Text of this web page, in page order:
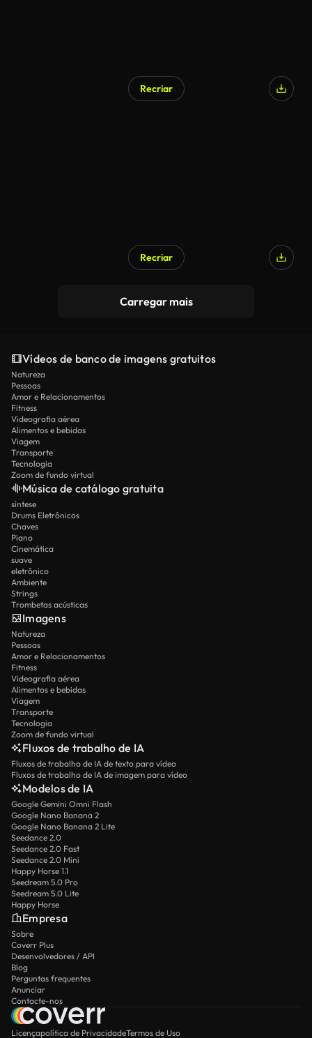
Recriar
Recriar
Carregar mais
Vídeos de banco de imagens gratuitos
Natureza
Pessoas
Amor e Relacionamentos
Fitness
Videografia aérea
Alimentos e bebidas
Viagem
Transporte
Tecnologia
Zoom de fundo virtual
Música de catálogo gratuita
síntese
Drums Eletrônicos
Chaves
Piano
Cinemática
suave
eletrônico
Ambiente
Strings
Trombetas acústicas
Imagens
Natureza
Pessoas
Amor e Relacionamentos
Fitness
Videografia aérea
Alimentos e bebidas
Viagem
Transporte
Tecnologia
Zoom de fundo virtual
Fluxos de trabalho de IA
Fluxos de trabalho de IA de texto para vídeo
Fluxos de trabalho de IA de imagem para vídeo
Modelos de IA
Google Gemini Omni Flash
Google Nano Banana 2
Google Nano Banana 2 Lite
Seedance 2.0
Seedance 2.0 Fast
Seedance 2.0 Mini
Happy Horse 1.1
Seedream 5.0 Pro
Seedream 5.0 Lite
Happy Horse
Empresa
Sobre
Coverr Plus
Desenvolvedores / API
Blog
Perguntas frequentes
Anunciar
Contacte-nos
Licençapolítica de PrivacidadeTermos de Uso